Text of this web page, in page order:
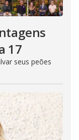
17
seus peões